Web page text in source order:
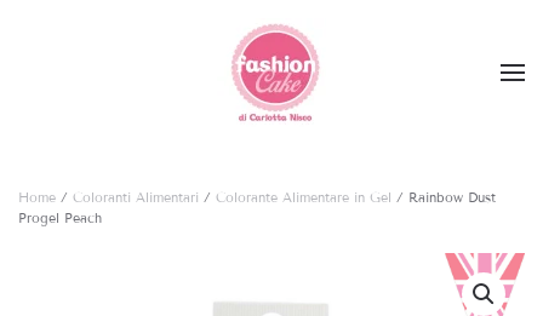
Skip to main content
Home / Coloranti Alimentari / Colorante Alimentare in Gel / Rainbow Dust
Progel Peach